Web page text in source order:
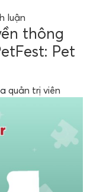
luận
thông
Pet
quản trị viên